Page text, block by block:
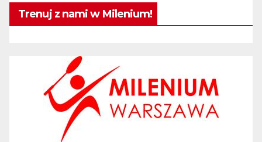
Trenuj z nami w Milenium!